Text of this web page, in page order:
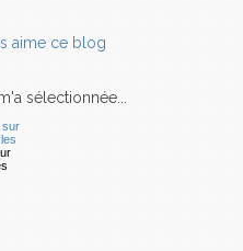
sélectionnée...